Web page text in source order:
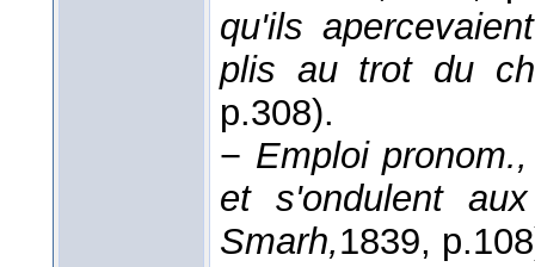
qu'ils
plis au trot du
p.308).
− Emploi
et s'ondulent
Smarh,1839,